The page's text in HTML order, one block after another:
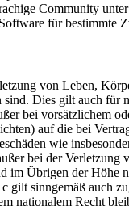
Community
für bestimmte
von Leben,
Dies gilt auch für
bei vorsätzlichem
auf die bei
wie
bei der Verletzung
im Übrigen der Höhe
gilt sinngemäß auch
nationalem Recht